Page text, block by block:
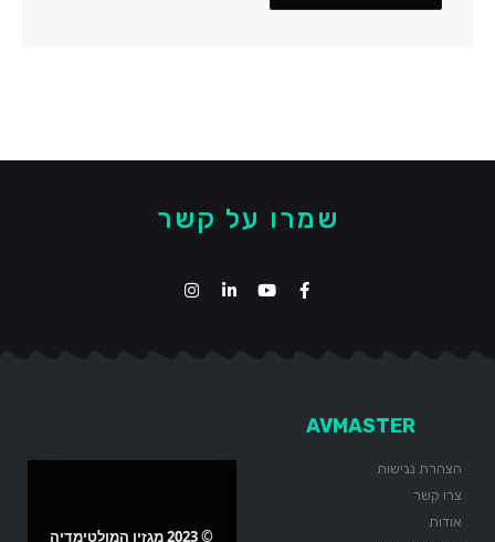
שמרו על קשר
AVMASTER
הצהרת נגישות
צרו קשר
אודות
© 2023 מגזין המולטימדיה